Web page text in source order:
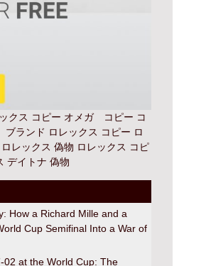
クス コピー オメガ コピー コ
ランド ロレックス コピー ロ
ロレックス 偽物 ロレックス コピ
デイトナ 偽物
How a Richard Mille and a
Cup Semifinal Into a War of
02 at the World Cup: The